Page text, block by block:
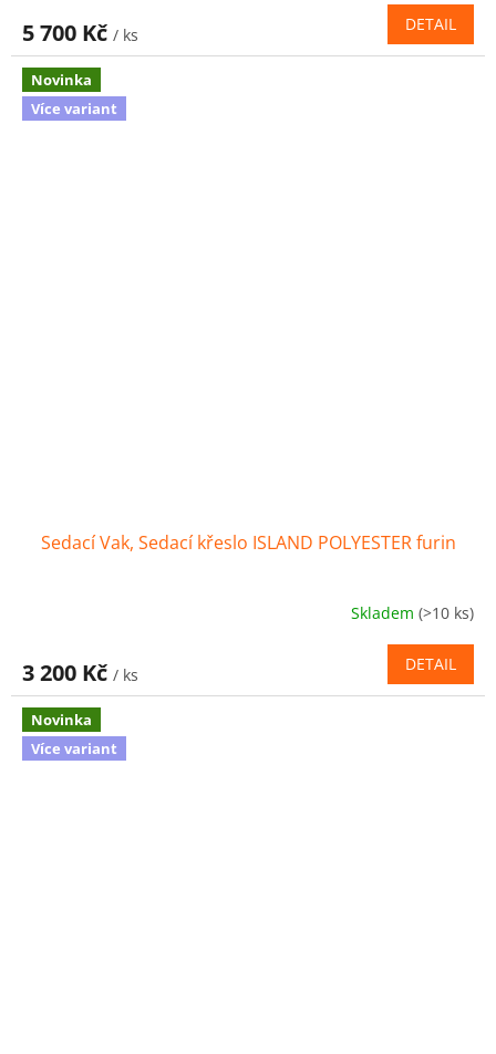
5 700 Kč / ks
DETAIL
Novinka
Více variant
Sedací Vak, Sedací křeslo ISLAND POLYESTER furin
Skladem (>10 ks)
3 200 Kč / ks
DETAIL
Novinka
Více variant